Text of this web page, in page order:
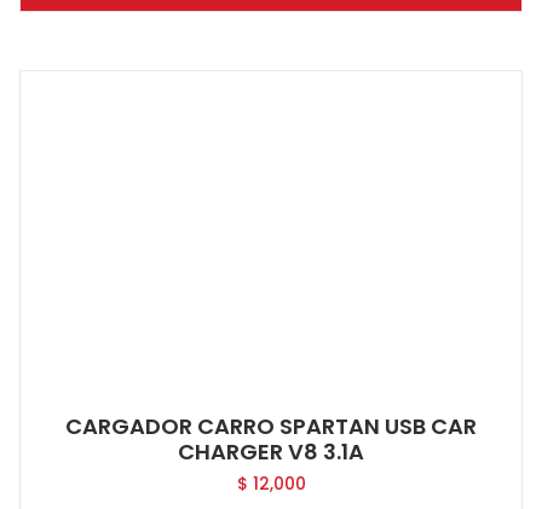
CARGADOR CARRO SPARTAN USB CAR
CHARGER V8 3.1A
$ 12,000